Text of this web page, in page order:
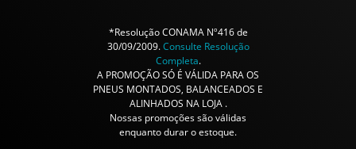
*Resolução CONAMA Nº416 de
30/09/2009.Consulte Resolução
Completa.
A PROMOÇÃO SÓ É VÁLIDA PARA OS
PNEUS MONTADOS, BALANCEADOS E
ALINHADOS NA LOJA .
Nossas promoções são válidas
enquanto durar o estoque.